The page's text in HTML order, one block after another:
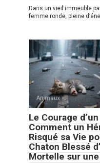
Dans un vieil immeuble
femme ronde, pleine
Animaux
Le Courage
Comment un
Risqué sa Vie
Chaton Blessé
Mortelle sur